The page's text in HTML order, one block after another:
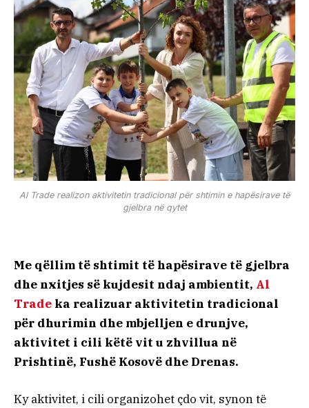
Al Trade realizon aktivitetin tradicional për shtimin e hapësirave të
gjelbra në qytet
Me qëllim të shtimit të hapësirave të gjelbra
dhe nxitjes së kujdesit ndaj ambientit, Al
Trade ka realizuar aktivitetin tradicional
për dhurimin dhe mbjelljen e drunjve,
aktivitet i cili këtë vit u zhvillua në
Prishtinë, Fushë Kosovë dhe Drenas.
Ky aktivitet, i cili organizohet çdo vit, synon të